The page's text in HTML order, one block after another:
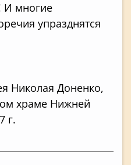
И многие
упразднятся
Николая Доненко,
храме Нижней
г.